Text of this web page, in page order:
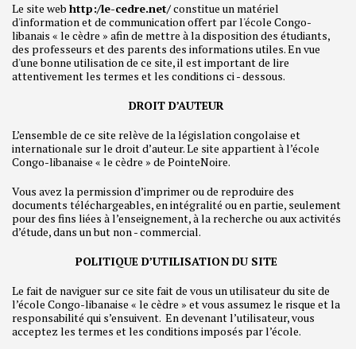
Le site web http:/le-cedre.net/constitue un matériel
d'information et de communication offert par l'école Congo-
libanais « le cèdre » afin de mettre à la disposition des étudiants,
des professeurs et des parents des informations utiles. En vue
d'une bonne utilisation de ce site, il est important de lire
attentivement les termes et les conditions ci - dessous.
DROIT D’AUTEUR
L’ensemble de ce site relève de la législation congolaise et
internationale sur le droit d’auteur. Le site appartient à l’école
Congo-libanaise « le cèdre » de PointeNoire.
Vous avez la permission d’imprimer ou de reproduire des
documents téléchargeables, en intégralité ou en partie, seulement
pour des fins liées à l’enseignement, à la recherche ou aux activités
d’étude, dans un but non - commercial.
POLITIQUE D’UTILISATION DU SITE
Le fait de naviguer sur ce site fait de vous un utilisateur du site de
l’école Congo-libanaise « le cèdre » et vous assumez le risque et la
responsabilité qui s’ensuivent. En devenant l’utilisateur, vous
acceptez les termes et les conditions imposés par l’école.